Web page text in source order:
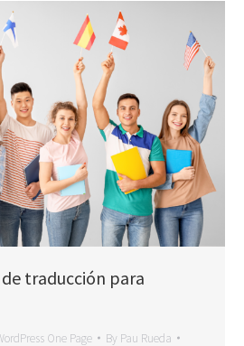
traducción para
One Page By Pau Rueda